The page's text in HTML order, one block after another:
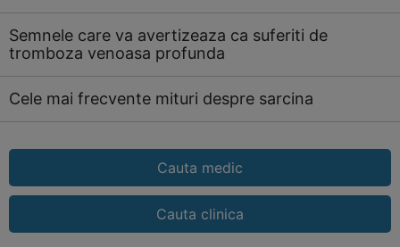
Semnele care va avertizeaza ca suferiti de
tromboza venoasa profunda
Cele mai frecvente mituri despre sarcina
Cauta medic
Cauta clinica